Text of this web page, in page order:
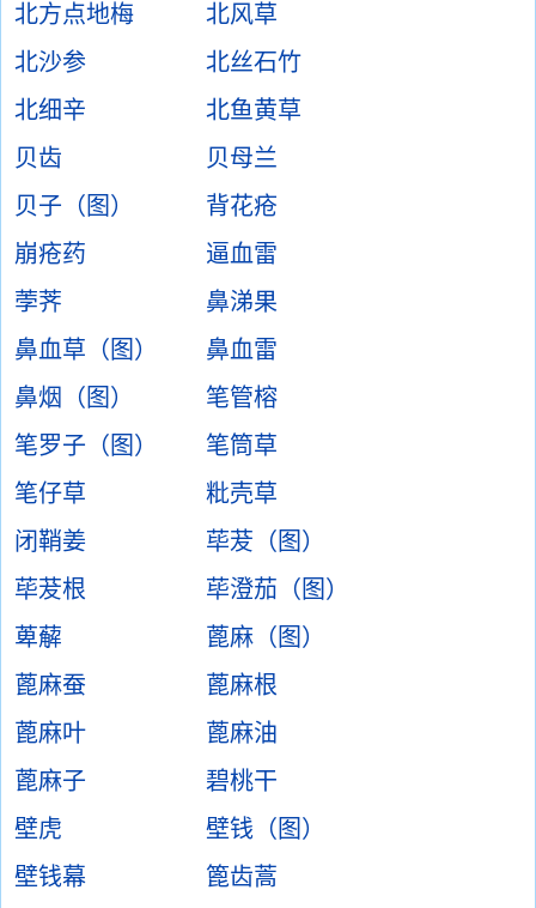
北方点地梅
北风草
北沙参
北丝石竹
北细辛
北鱼黄草
贝齿
贝母兰
贝子（图）
背花疮
崩疮药
逼血雷
荸荠
鼻涕果
鼻血草（图）
鼻血雷
鼻烟（图）
笔管榕
笔罗子（图）
笔筒草
笔仔草
粃壳草
闭鞘姜
荜茇（图）
荜茇根
荜澄茄（图）
萆薢
蓖麻（图）
蓖麻蚕
蓖麻根
蓖麻叶
蓖麻油
蓖麻子
碧桃干
壁虎
壁钱（图）
壁钱幕
篦齿蒿